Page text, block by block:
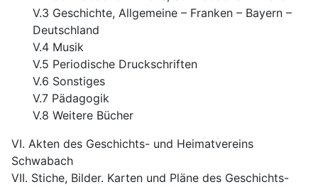
V.3 Geschichte, Allgemeine – Franken – Bayern –
Deutschland
V.4 Musik
V.5 Periodische Druckschriften
V.6 Sonstiges
V.7 Pädagogik
V.8 Weitere Bücher
VI. Akten des Geschichts- und Heimatvereins
Schwabach
VII. Stiche, Bilder. Karten und Pläne des Geschichts-